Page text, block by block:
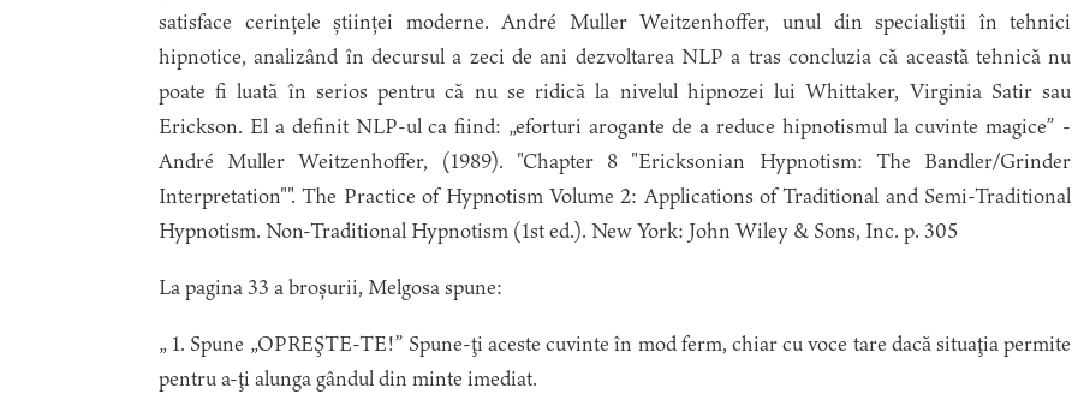
satisface cerințele științei moderne. André Muller Weitzenhoffer, unul din specialiștii în tehnici
hipnotice, analizând în decursul a zeci de ani dezvoltarea NLP a tras concluzia că această tehnică nu
poate fi luată în serios pentru că nu se ridică la nivelul hipnozei lui Whittaker, Virginia Satir sau
Erickson. El a definit NLP-ul ca fiind: „eforturi arogante de a reduce hipnotismul la cuvinte magice” -
André Muller Weitzenhoffer, (1989). "Chapter 8 "Ericksonian Hypnotism: The Bandler/Grinder
Interpretation"". The Practice of Hypnotism Volume 2: Applications of Traditional and Semi-Traditional
Hypnotism. Non-Traditional Hypnotism (1st ed.). New York: John Wiley & Sons, Inc. p. 305
La pagina 33 a broșurii, Melgosa spune:
„ 1. Spune „OPREŞTE-TE!” Spune-ţi aceste cuvinte în mod ferm, chiar cu voce tare dacă situaţia permite
pentru a-ţi alunga gândul din minte imediat.